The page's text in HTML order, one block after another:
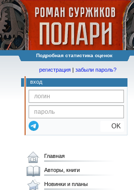
Подробная статистика оценок
регистрация | забыли пароль?
вход
OK
Главная
Авторы, книги
Новинки и планы